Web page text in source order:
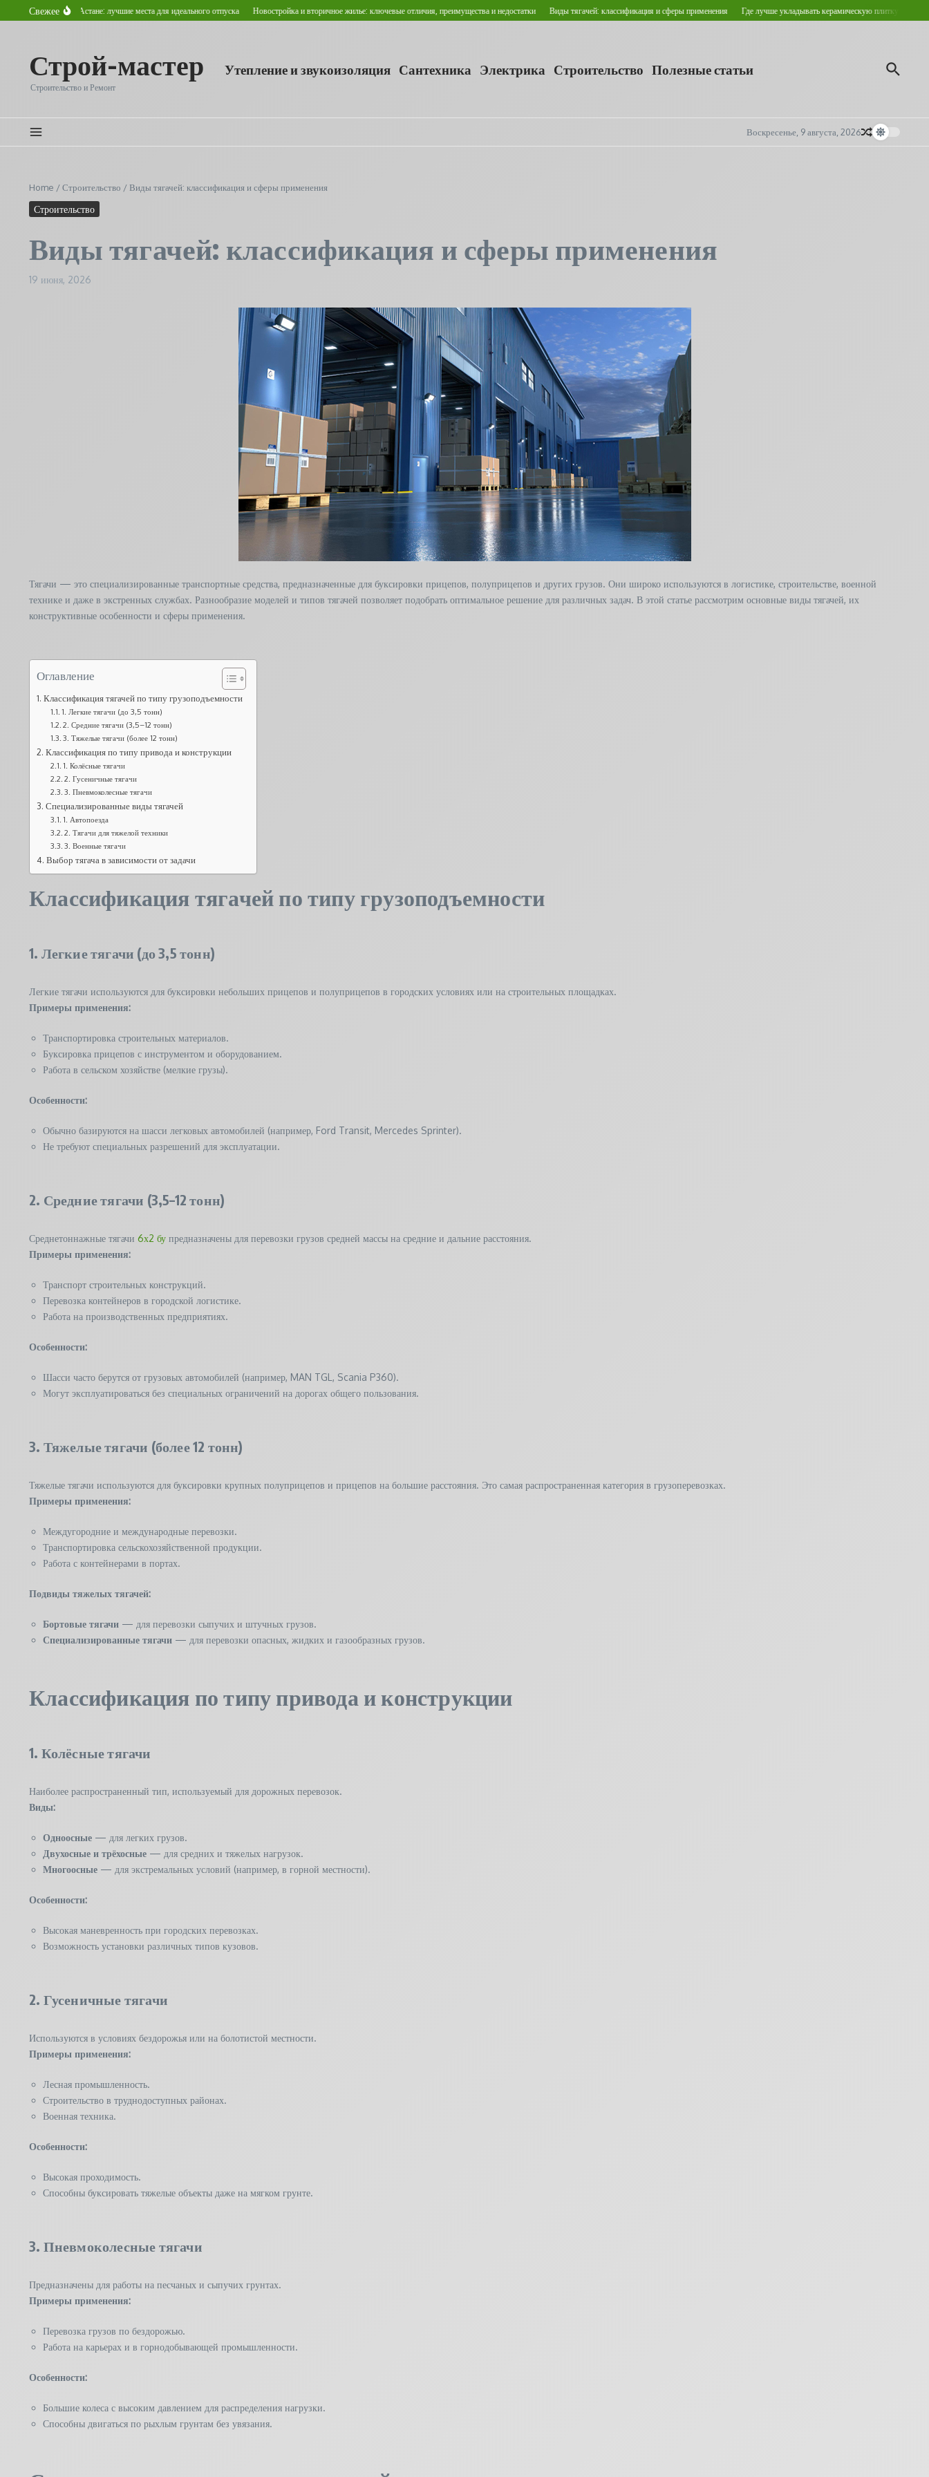
Перейти к содержанию
Свежее
летом в Астане: лучшие места для идеального отпуска Новостройка и вторичное жилье: ключевые отличия, преимущества и недостатки Виды тягачей: классификация и сферы применения Где лучше укладывать керамическую плитку для пола?
Строй-мастер
Строительство и Ремонт
Утепление и звукоизоляция Сантехника Электрика Строительство Полезные статьи
Воскресенье, 9 августа, 2026
Home /Строительство /Виды тягачей: классификация и сферы применения
Строительство
Виды тягачей: классификация и сферы применения
19 июня, 2026
Тягачи — это специализированные транспортные средства, предназначенные для буксировки прицепов, полуприцепов и других грузов. Они широко используются в логистике, строительстве, военной
технике и даже в экстренных службах. Разнообразие моделей и типов тягачей позволяет подобрать оптимальное решение для различных задач. В этой статье рассмотрим основные виды тягачей, их
конструктивные особенности и сферы применения.
Оглавление
Классификация тягачей по типу грузоподъемности
1. Легкие тягачи (до 3,5 тонн)
2. Средние тягачи (3,5–12 тонн)
3. Тяжелые тягачи (более 12 тонн)
Классификация по типу привода и конструкции
1. Колёсные тягачи
2. Гусеничные тягачи
3. Пневмоколесные тягачи
Специализированные виды тягачей
1. Автопоезда
2. Тягачи для тяжелой техники
3. Военные тягачи
Выбор тягача в зависимости от задачи
Классификация тягачей по типу грузоподъемности
1. Легкие тягачи (до 3,5 тонн)
Легкие тягачи используются для буксировки небольших прицепов и полуприцепов в городских условиях или на строительных площадках.
Примеры применения:
Транспортировка строительных материалов.
Буксировка прицепов с инструментом и оборудованием.
Работа в сельском хозяйстве (мелкие грузы).
Особенности:
Обычно базируются на шасси легковых автомобилей (например, Ford Transit, Mercedes Sprinter).
Не требуют специальных разрешений для эксплуатации.
2. Средние тягачи (3,5–12 тонн)
Среднетоннажные тягачи 6х2 бу предназначены для перевозки грузов средней массы на средние и дальние расстояния.
Примеры применения:
Транспорт строительных конструкций.
Перевозка контейнеров в городской логистике.
Работа на производственных предприятиях.
Особенности:
Шасси часто берутся от грузовых автомобилей (например, MAN TGL, Scania P360).
Могут эксплуатироваться без специальных ограничений на дорогах общего пользования.
3. Тяжелые тягачи (более 12 тонн)
Тяжелые тягачи используются для буксировки крупных полуприцепов и прицепов на большие расстояния. Это самая распространенная категория в грузоперевозках.
Примеры применения:
Междугородние и международные перевозки.
Транспортировка сельскохозяйственной продукции.
Работа с контейнерами в портах.
Подвиды тяжелых тягачей:
Бортовые тягачи — для перевозки сыпучих и штучных грузов.
Специализированные тягачи — для перевозки опасных, жидких и газообразных грузов.
Классификация по типу привода и конструкции
1. Колёсные тягачи
Наиболее распространенный тип, используемый для дорожных перевозок.
Виды:
Одноосные — для легких грузов.
Двухосные и трёхосные — для средних и тяжелых нагрузок.
Многоосные — для экстремальных условий (например, в горной местности).
Особенности:
Высокая маневренность при городских перевозках.
Возможность установки различных типов кузовов.
2. Гусеничные тягачи
Используются в условиях бездорожья или на болотистой местности.
Примеры применения:
Лесная промышленность.
Строительство в труднодоступных районах.
Военная техника.
Особенности:
Высокая проходимость.
Способны буксировать тяжелые объекты даже на мягком грунте.
3. Пневмоколесные тягачи
Предназначены для работы на песчаных и сыпучих грунтах.
Примеры применения:
Перевозка грузов по бездорожью.
Работа на карьерах и в горнодобывающей промышленности.
Особенности:
Большие колеса с высоким давлением для распределения нагрузки.
Способны двигаться по рыхлым грунтам без увязания.